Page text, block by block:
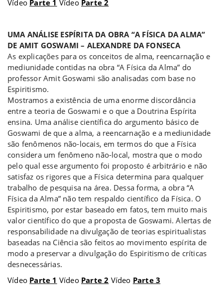
Vídeo Parte 1 Vídeo Parte 2
UMA ANÁLISE ESPÍRITA DA OBRA “A FÍSICA DA ALMA”
DE AMIT GOSWAMI – ALEXANDRE DA FONSECA
As explicações para os conceitos de alma, reencarnação e
mediunidade contidas na obra “A Física da Alma” do
professor Amit Goswami são analisadas com base no
Espiritismo.
Mostramos a existência de uma enorme discordância
entre a teoria de Goswami e o que a Doutrina Espírita
ensina. Uma análise científica do argumento básico de
Goswami de que a alma, a reencarnação e a mediunidade
são fenômenos não-locais, em termos do que a Física
considera um fenômeno não-local, mostra que o modo
pelo qual esse argumento foi proposto é arbitrário e não
satisfaz os rigores que a Física determina para qualquer
trabalho de pesquisa na área. Dessa forma, a obra “A
Física da Alma” não tem respaldo científico da Física. O
Espiritismo, por estar baseado em fatos, tem muito mais
valor científico do que a proposta de Goswami. Alertas de
responsabilidade na divulgação de teorias espiritualistas
baseadas na Ciência são feitos ao movimento espírita de
modo a preservar a divulgação do Espiritismo de críticas
desnecessárias.
Vídeo Parte 1 Vídeo Parte 2 Vídeo Parte 3